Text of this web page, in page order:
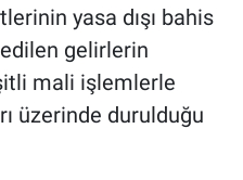
yasa dışı bahis
gelirlerin
mali işlemlerle
üzerinde durulduğu